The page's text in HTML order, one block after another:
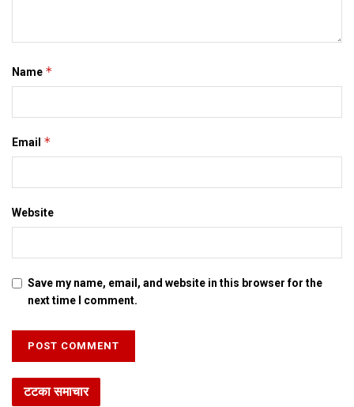
Name *
Email *
Website
Save my name, email, and website in this browser for the
next time I comment.
टटका समाचार